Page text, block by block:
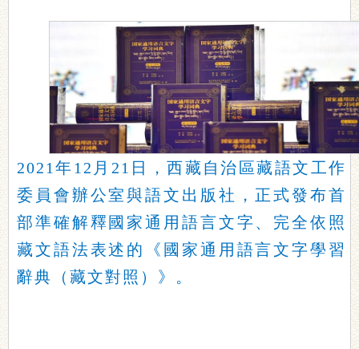
2021年12月21日，西藏自治區藏語文工作
委員會辦公室與語文出版社，正式發布首
部準確解釋國家通用語言文字、完全依照
藏文語法表述的《國家通用語言文字學習
辭典（藏文對照）》。